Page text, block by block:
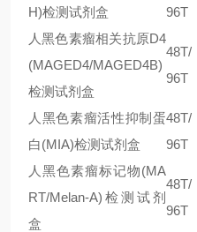
H)检测试剂盒 96T
人黑色素瘤相关抗原D4
(MAGED4/MAGED4B)
检测试剂盒
48T/
96T
人黑色素瘤活性抑制蛋
白(MIA)检测试剂盒
48T/
96T
人黑色素瘤标记物(MA
RT/Melan-A)检测试剂
盒
48T/
96T